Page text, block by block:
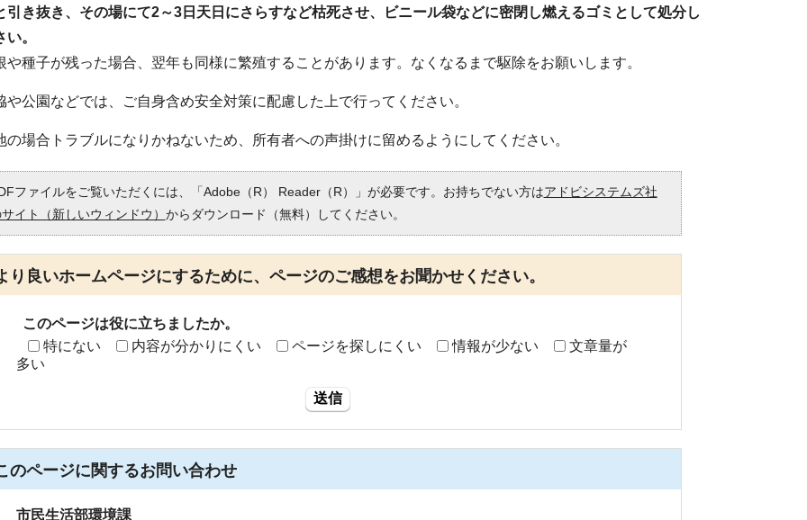
引き抜き、その場にて2～3日天日にさらすなど枯死させ、ビニール袋などに密閉し燃えるゴミとして処分し
。
や種子が残った場合、翌年も同様に繁殖することがあります。なくなるまで駆除をお願いします。
公園などでは、ご自身含め安全対策に配慮した上で行ってください。
場合トラブルになりかねないため、所有者への声掛けに留めるようにしてください。
ファイルをご覧いただくには、「Adobe（R） Reader（R）」が必要です。お持ちでない方はアドビシステムズ社
イト（新しいウィンドウ） からダウンロード（無料）してください。
り良いホームページにするために、ページのご感想をお聞かせください。
このページは役に立ちましたか。
特にない
内容が分かりにくい ページを探しにくい 情報が少ない
文章量が
多い
送信
のページに関するお問い合わせ
市民生活部環境課